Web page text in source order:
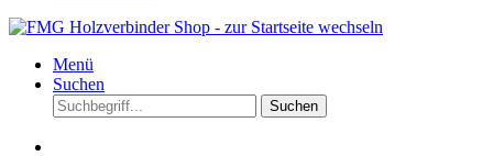
Menü
Suchen
Suchen